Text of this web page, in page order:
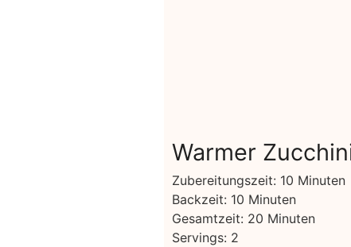
Warmer
Zubereitungszeit: 10Minuten
Minuten
Backzeit: 10Minuten
Minuten
Gesamtzeit: 20Minuten
Minuten
Servings: 2